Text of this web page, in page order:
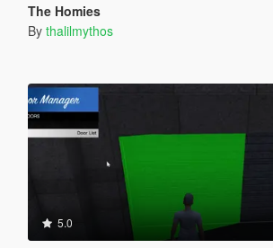
The Homies
By thalilmythos
5.0